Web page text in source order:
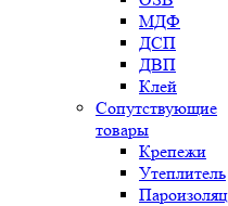
МДФ
ДСП
ДВП
Клей
Сопутствующие
товары
Крепежи
Утеплитель